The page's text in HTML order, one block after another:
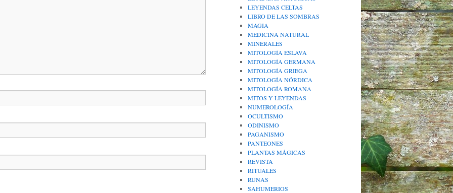
LEYENDAS CELTAS
LIBRO DE LAS SOMBRAS
MAGIA
MEDICINA NATURAL
MINERALES
MITOLOGÍA ESLAVA
MITOLOGÍA GERMANA
MITOLOGÍA GRIEGA
MITOLOGÍA NÓRDICA
MITOLOGÍA ROMANA
MITOS Y LEYENDAS
NUMEROLOGÍA
OCULTISMO
ODINISMO
PAGANISMO
PANTEONES
PLANTAS MÁGICAS
REVISTA
RITUALES
RUNAS
SAHUMERIOS